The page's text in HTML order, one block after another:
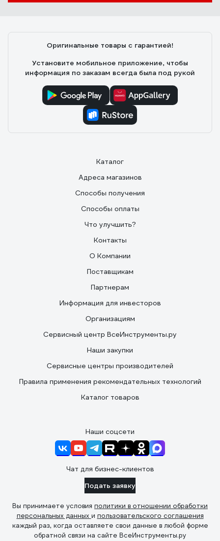
Professional 0601241100
Матвей. 26.03.2020
Сам гибкий зон хорошего качества, гнется постоянно,
работе, форму держит хорошо. Камера вполне
нормального качества, изображение четкое.
Оригинальные товары с гарантией!
Установите мобильное приложение, чтобы
информация по заказам всегда была под рукой
Каталог
Адреса магазинов
Способы получения
Способы оплаты
Что улучшить?
Контакты
О Компании
Поставщикам
Партнерам
Информация для инвесторов
Организациям
Сервисный центр ВсеИнструменты.ру
Наши закупки
Сервисные центры производителей
Правила применения рекомендательных технологий
Каталог товаров
Наши соцсети
Чат для бизнес-клиентов
Подать заявку
Вы принимаете условия политики в отношении обработки
персональных данных и пользовательского соглашения
каждый раз, когда оставляете свои данные в любой форме
обратной связи на сайте ВсеИнструменты.ру